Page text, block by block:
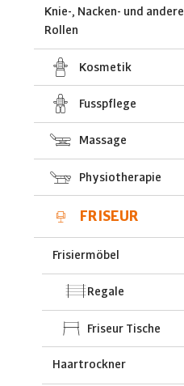
Knie-, Nacken- und andere
Rollen
Kosmetik
Fusspflege
Massage
Physiotherapie
FRISEUR
Frisiermöbel
Regale
Friseur Tische
Haartrockner